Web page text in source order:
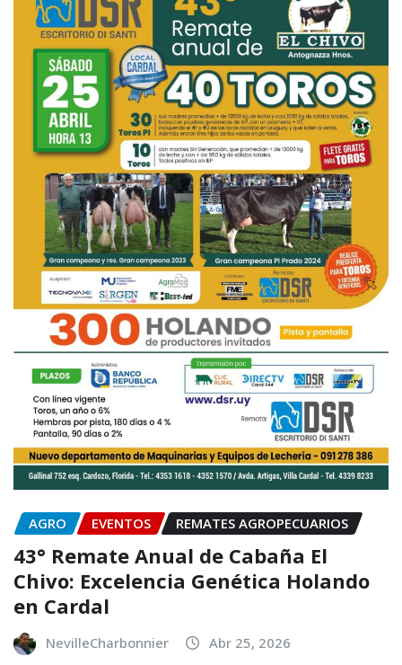
AGRO EVENTOS REMATES AGROPECUARIOS
43° Remate Anual de Cabaña El
Chivo: Excelencia Genética Holando
en Cardal
NevilleCharbonnier Abr 25, 2026